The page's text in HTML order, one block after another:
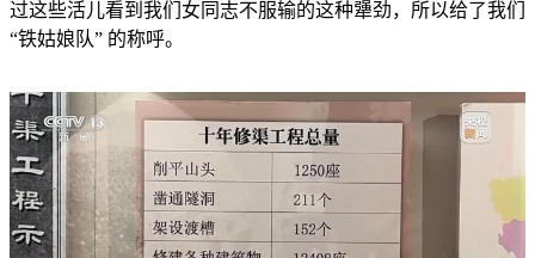
过这些活儿看到我们女同志不服输的这种犟劲，所以给了我们
“铁姑娘队” 的称呼。